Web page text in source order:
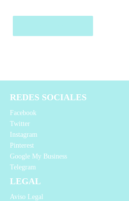
REDES SOCIALES
Facebook
Twitter
Instagram
Pinterest
Google My Business
Telegram
LEGAL
Aviso Legal